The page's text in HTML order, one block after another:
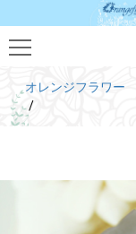
オレンジフラワー